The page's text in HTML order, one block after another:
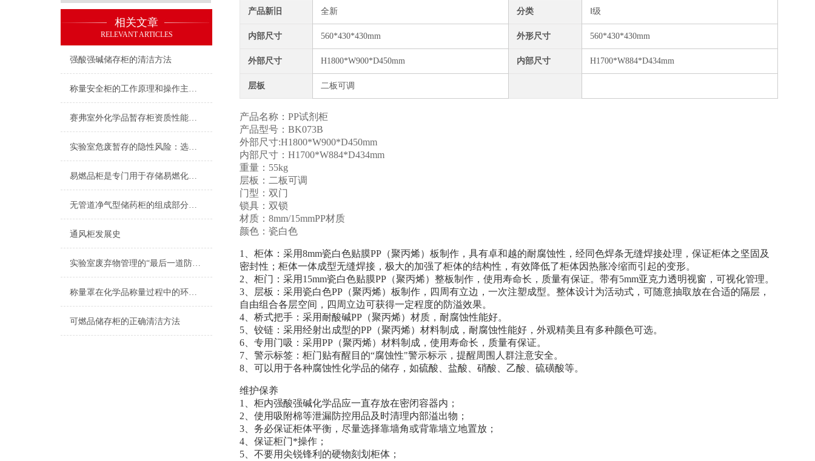
相关文章
RELEVANT ARTICLES
强酸强碱储存柜的清洁方法
称量安全柜的工作原理和操作主要注意事项
赛弗室外化学品暂存柜资质性能与适用人群全解析
实验室危废暂存的隐性风险：选对设备不只是合规问题
易燃品柜是专门用于存储易燃化学品的设备
无管道净气型储药柜的组成部分主要分为这几个
通风柜发展史
实验室废弃物管理的“最后一道防线”：为什么你需要一座户外危废暂存柜？
称量罩在化学品称量过程中的环保优势与措施
可燃品储存柜的正确清洁方法
产品新旧 全新 分类 Ⅰ级
内部尺寸 560*430*430mm 外形尺寸 560*430*430mm
外部尺寸 H1800*W900*D450mm 内部尺寸 H1700*W884*D434mm
层板 二板可调
产品名称：PP试剂柜
产品型号：BK073B
外部尺寸:H1800*W900*D450mm
内部尺寸：H1700*W884*D434mm
重量：55kg
层板：二板可调
门型：双门
锁具：双锁
材质：8mm/15mmPP材质
颜色：瓷白色
1、柜体：采用8mm瓷白色贴膜PP（聚丙烯）板制作，具有卓和越的耐腐蚀性，经同色焊条无缝焊接处理，保证柜体之坚固及
密封性；柜体一体成型无缝焊接，极大的加强了柜体的结构性，有效降低了柜体因热胀冷缩而引起的变形。
2、柜门：采用15mm瓷白色贴膜PP（聚丙烯）整板制作，使用寿命长，质量有保证。带有5mm亚克力透明视窗，可视化管理。
3、层板：采用瓷白色PP（聚丙烯）板制作，四周有立边，一次注塑成型。整体设计为活动式，可随意抽取放在合适的隔层，
自由组合各层空间，四周立边可获得一定程度的防溢效果。
4、桥式把手：采用耐酸碱PP（聚丙烯）材质，耐腐蚀性能好。
5、铰链：采用经射出成型的PP（聚丙烯）材料制成，耐腐蚀性能好，外观精美且有多种颜色可选。
6、专用门吸：采用PP（聚丙烯）材料制成，使用寿命长，质量有保证。
7、警示标签：柜门贴有醒目的“腐蚀性"警示标示，提醒周围人群注意安全。
8、可以用于各种腐蚀性化学品的储存，如硫酸、盐酸、硝酸、乙酸、硫磺酸等。
维护保养
1、柜内强酸强碱化学品应一直存放在密闭容器内；
2、使用吸附棉等泄漏防控用品及时清理内部溢出物；
3、务必保证柜体平衡，尽量选择靠墙角或背靠墙立地置放；
4、保证柜门*操作；
5、不要用尖锐锋利的硬物刻划柜体；